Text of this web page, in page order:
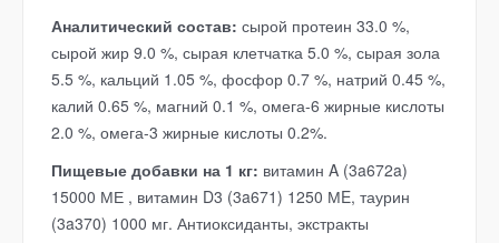
Аналитический состав: сырой протеин 33.0 %,
сырой жир 9.0 %, сырая клетчатка 5.0 %, сырая зола
5.5 %, кальций 1.05 %, фосфор 0.7 %, натрий 0.45 %,
калий 0.65 %, магний 0.1 %, омега-6 жирные кислоты
2.0 %, омега-3 жирные кислоты 0.2%.
Пищевые добавки на 1 кг: витамин A (3a672a)
15000 МЕ , витамин D3 (3a671) 1250 МE, таурин
(3a370) 1000 мг. Антиоксиданты, экстракты